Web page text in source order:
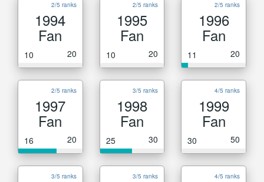
2/5 ranks
1994
Fan
10 20
2/5 ranks
1995
Fan
10 20
2/5 ranks
1996
Fan
11 20
2/5 ranks
1997
Fan
16 20
3/5 ranks
1998
Fan
25 30
4/5 ranks
1999
Fan
30 50
3/5 ranks 3/5 ranks 4/5 ranks